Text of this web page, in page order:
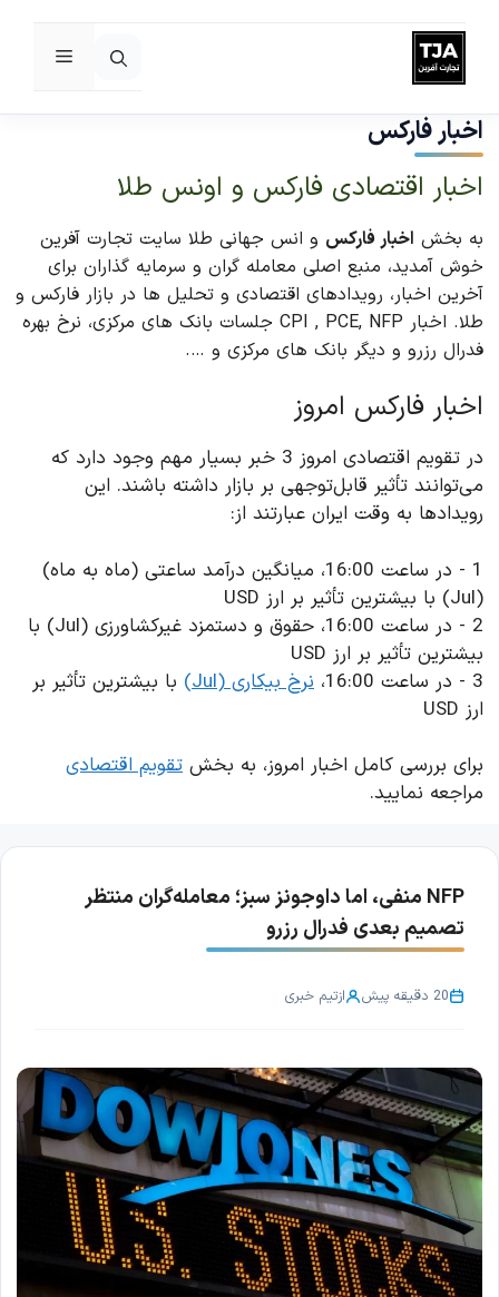
پرش
به
محتوا
فهرست
اخبار فارکس
اخبار اقتصادی فارکس و اونس طلا
به بخش اخبار فارکس و انس جهانی طلا سایت تجارت آفرین
خوش آمدید، منبع اصلی معامله گران و سرمایه گذاران برای
آخرین اخبار، رویدادهای اقتصادی و تحلیل ها در بازار فارکس و
طلا. اخبار CPI , PCE, NFP جلسات بانک های مرکزی، نرخ بهره
فدرال رزرو و دیگر بانک های مرکزی و ….
اخبار فارکس امروز
در تقویم اقتصادی امروز 3 خبر بسیار مهم وجود دارد که
می‌توانند تأثیر قابل‌توجهی بر بازار داشته باشند. این
رویدادها به وقت ایران عبارتند از:
1 - در ساعت 16:00، میانگین درآمد ساعتی (ماه به ماه)
(Jul) با بیشترین تأثیر بر ارز USD
2 - در ساعت 16:00، حقوق و دستمزد غیرکشاورزی (Jul) با
بیشترین تأثیر بر ارز USD
3 - در ساعت 16:00،
نرخ بیکاری (Jul)
با بیشترین تأثیر بر
ارز USD
برای بررسی کامل اخبار امروز، به بخش تقویم اقتصادی
مراجعه نمایید.
NFP منفی، اما داوجونز سبز؛ معامله‌گران منتظر
تصمیم بعدی فدرال رزرو
20 دقیقه پیش ازتیم خبری